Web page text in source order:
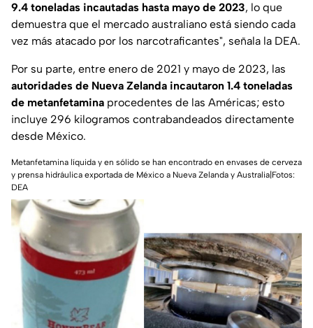
9.4 toneladas incautadas hasta mayo de 2023, lo que
demuestra que el mercado australiano está siendo cada
vez más atacado por los narcotraficantes", señala la DEA.
Por su parte, entre enero de 2021 y mayo de 2023, las
autoridades de Nueva Zelanda incautaron 1.4 toneladas
de metanfetamina procedentes de las Américas; esto
incluye 296 kilogramos contrabandeados directamente
desde México.
Metanfetamina líquida y en sólido se han encontrado en envases de cerveza
y prensa hidráulica exportada de México a Nueva Zelanda y Australia| Fotos:
DEA